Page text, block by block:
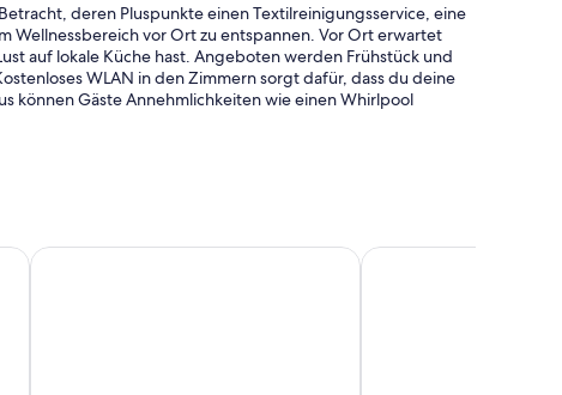
deren Pluspunkte einen Textilreinigungsservice, eine
Wellnessbereich vor Ort zu entspannen. Vor Ort erwartet
auf lokale Küche hast. Angeboten werden Frühstück und
WLAN in den Zimmern sorgt dafür, dass du deine
können Gäste Annehmlichkeiten wie einen Whirlpool
Beach Front Motel Napier Swiss-Belhotel Napier